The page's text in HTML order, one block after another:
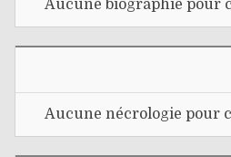
Aucune biographie pour
Aucune nécrologie pour